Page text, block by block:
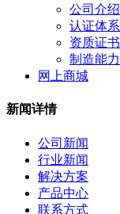
公司介绍
认证体系
资质证书
制造能力
网上商城
新闻详情
公司新闻
行业新闻
解决方案
产品中心
联系方式